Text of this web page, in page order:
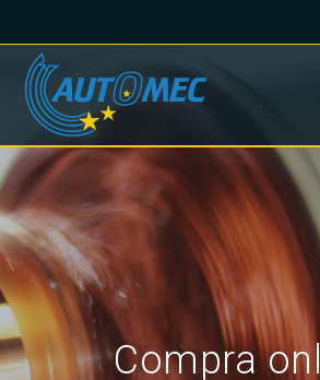
Compra